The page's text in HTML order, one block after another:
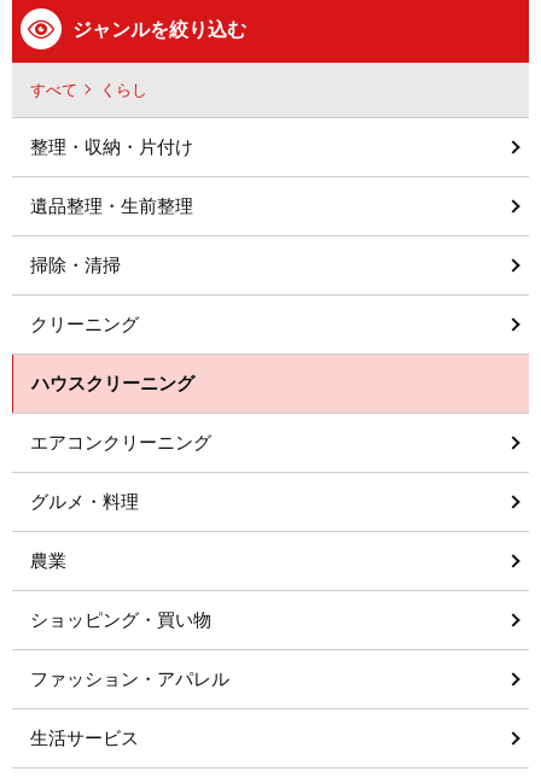
ジャンルを絞り込む
すべて くらし
整理・収納・片付け
遺品整理・生前整理
掃除・清掃
クリーニング
ハウスクリーニング
エアコンクリーニング
グルメ・料理
農業
ショッピング・買い物
ファッション・アパレル
生活サービス